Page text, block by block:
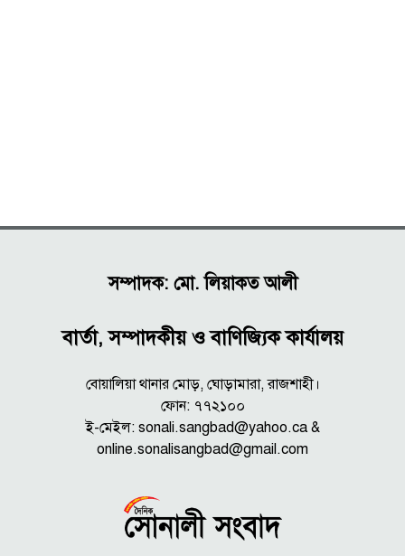
সম্পাদক: মো. লিয়াকত আলী
বার্তা, সম্পাদকীয় ও বাণিজ্যিক কার্যালয়
বোয়ালিয়া থানার মোড়, ঘোড়ামারা, রাজশাহী।
ফোন: ৭৭২১০০
ই-মেইল: sonali.sangbad@yahoo.ca &
online.sonalisangbad@gmail.com